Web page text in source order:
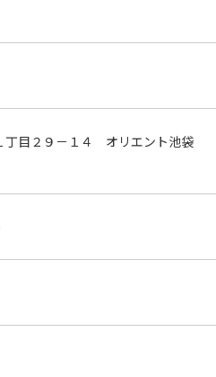
丁目２９－１４ オリエント池袋